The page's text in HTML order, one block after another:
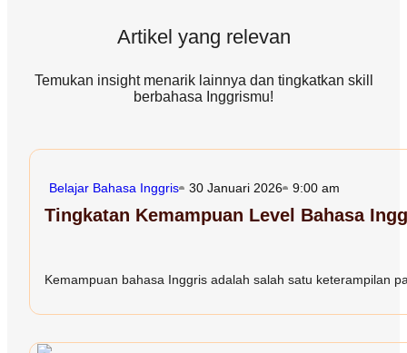
Artikel yang relevan
Temukan insight menarik lainnya dan tingkatkan skill
berbahasa Inggrismu!
Belajar Bahasa Inggris 30 Januari 2026 9:00 am
Tingkatan Kemampuan Level Bahasa
Kemampuan bahasa Inggris adalah salah satu keterampilan